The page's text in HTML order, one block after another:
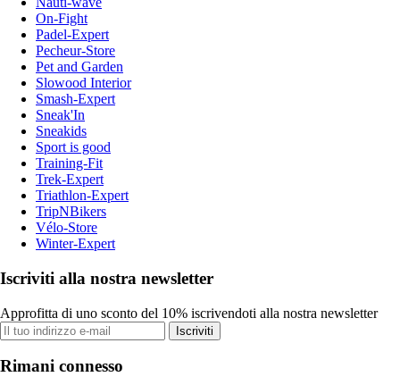
On-Fight
Padel-Expert
Pecheur-Store
Pet and Garden
Slowood Interior
Smash-Expert
Sneak'In
Sneakids
Sport is good
Training-Fit
Trek-Expert
Triathlon-Expert
TripNBikers
Vélo-Store
Winter-Expert
Iscriviti alla nostra newsletter
Approfitta di uno sconto del 10% iscrivendoti alla nostra newsletter
Iscriviti
Rimani connesso